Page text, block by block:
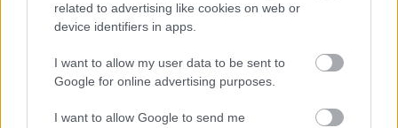
related to advertising like cookies on web or
device identifiers in apps.
I want to allow my user data to be sent to
Google for online advertising purposes.
I want to allow Google to send me
PÉNTEKEN INDUL A HÉTTORONY FESZTIVÁL!